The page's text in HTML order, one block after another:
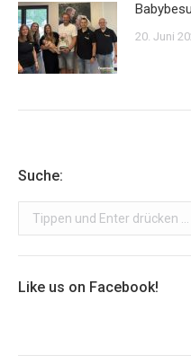
20. Juni
Suche:
Search:
Like us on Facebook!